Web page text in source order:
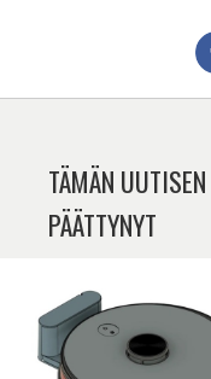
TÄMÄN
PÄÄTTYNYT